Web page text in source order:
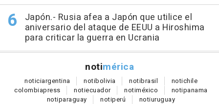
Japón.- Rusia afea a Japón que utilice el
aniversario del ataque de EEUU a Hiroshima
para criticar la guerra en Ucrania
notimérica
noticiargentina notibolivia notibrasil notichile
colombiapress notiecuador notiméxico notipanama
notiparaguay notiperú notiuruguay